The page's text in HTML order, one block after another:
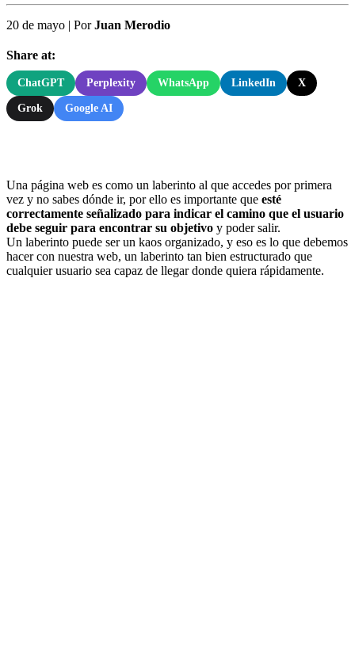
20 de mayo | PorJuan Merodio
Share at:
ChatGPT Perplexity WhatsApp LinkedIn X
Grok Google AI
Una página web es como un laberinto al que accedes por primera
vez y no sabes dónde ir, por ello es importante que esté
correctamente señalizado para indicar el camino que el usuario
debe seguir para encontrar su objetivo y poder salir.
Un laberinto puede ser un kaos organizado, y eso es lo que debemos
hacer con nuestra web, un laberinto tan bien estructurado que
cualquier usuario sea capaz de llegar donde quiera rápidamente.